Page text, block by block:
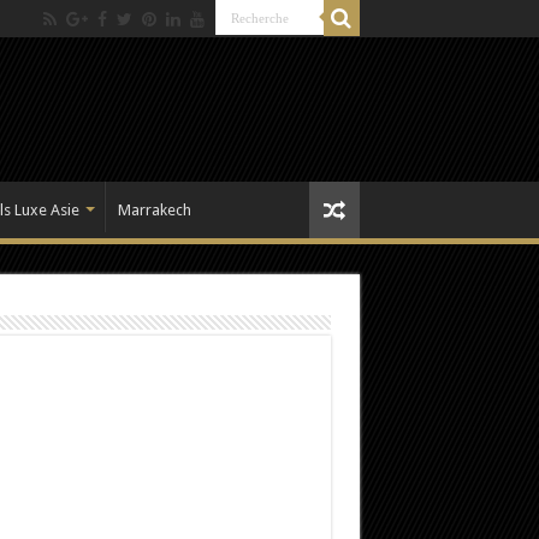
Luxe Asie Marrakech